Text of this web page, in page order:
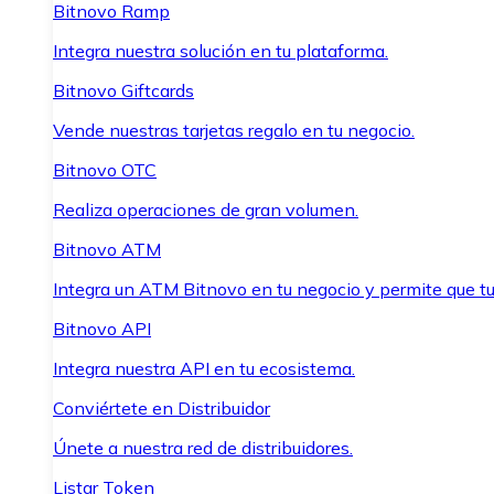
Bitnovo Ramp
Integra nuestra solución en tu plataforma.
Bitnovo Giftcards
Vende nuestras tarjetas regalo en tu negocio.
Bitnovo OTC
Realiza operaciones de gran volumen.
Bitnovo ATM
Integra un ATM Bitnovo en tu negocio y permite que
Bitnovo API
Integra nuestra API en tu ecosistema.
Conviértete en Distribuidor
Únete a nuestra red de distribuidores.
Listar Token